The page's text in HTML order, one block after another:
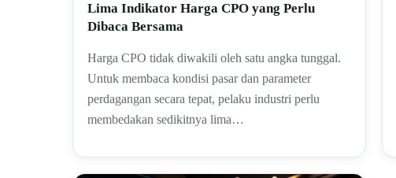
Lima Indikator Harga CPO yang Perlu
Dibaca Bersama
Harga CPO tidak diwakili oleh satu angka tunggal.
Untuk membaca kondisi pasar dan parameter
perdagangan secara tepat, pelaku industri perlu
membedakan sedikitnya lima…